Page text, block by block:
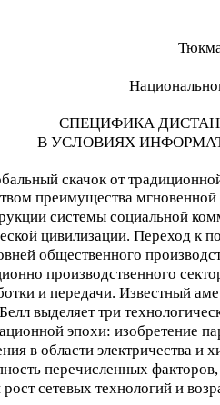
СПЕЦИФИКА
В УСЛОВИЯХ
скачок от
преимущества
системы социальной
цивилизации. Переход к
общественного
производственного
и передачи. Известный
выделяет три
эпохи: изобретение
в области электричества и
перечисленных
рост сетевых технологий и